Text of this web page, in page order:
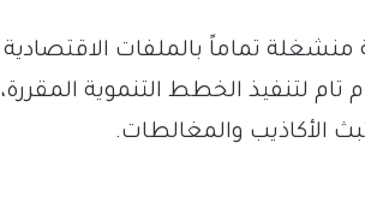
منشغلة تماماً بالملفات
تام لتنفيذ الخطط التنموية
الأكاذيب والمغالطات.